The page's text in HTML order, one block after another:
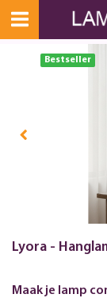
Bestseller
Lyora -
Maak je lamp